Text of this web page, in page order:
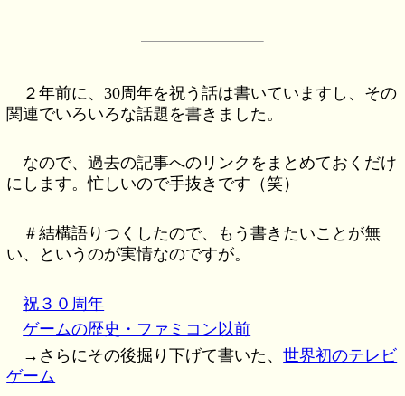
２年前に、30周年を祝う話は書いていますし、その
関連でいろいろな話題を書きました。
なので、過去の記事へのリンクをまとめておくだけ
にします。忙しいので手抜きです（笑）
＃結構語りつくしたので、もう書きたいことが無
い、というのが実情なのですが。
祝３０周年
ゲームの歴史・ファミコン以前
→さらにその後掘り下げて書いた、世界初のテレビ
ゲーム